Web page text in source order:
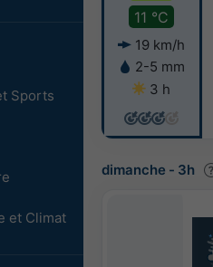
Sports
et Climat
11 °C
19 km/h
2-5 mm
3 h
dimanche - 3h